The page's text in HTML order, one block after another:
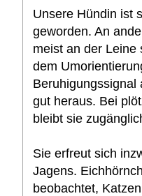
Unsere Hündin ist
geworden. An
meist an der Leine
dem
Beruhigungssignal
gut heraus. Bei
bleibt sie
Sie erfreut sich
Jagens.
beobachtet,